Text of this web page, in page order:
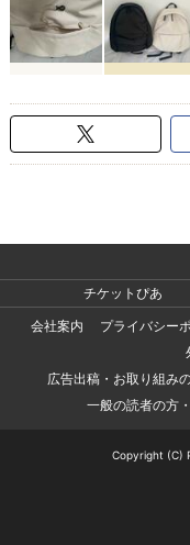
チケットぴあ
会社案内
プライバシー
広告出稿・お取り組み
一般の読者の方
Copyright (C)